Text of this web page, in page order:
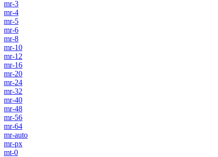
mr-3
mr-4
mr-5
mr-6
mr-8
mr-10
mr-12
mr-16
mr-20
mr-24
mr-32
mr-40
mr-48
mr-56
mr-64
mr-auto
mr-px
mt-0